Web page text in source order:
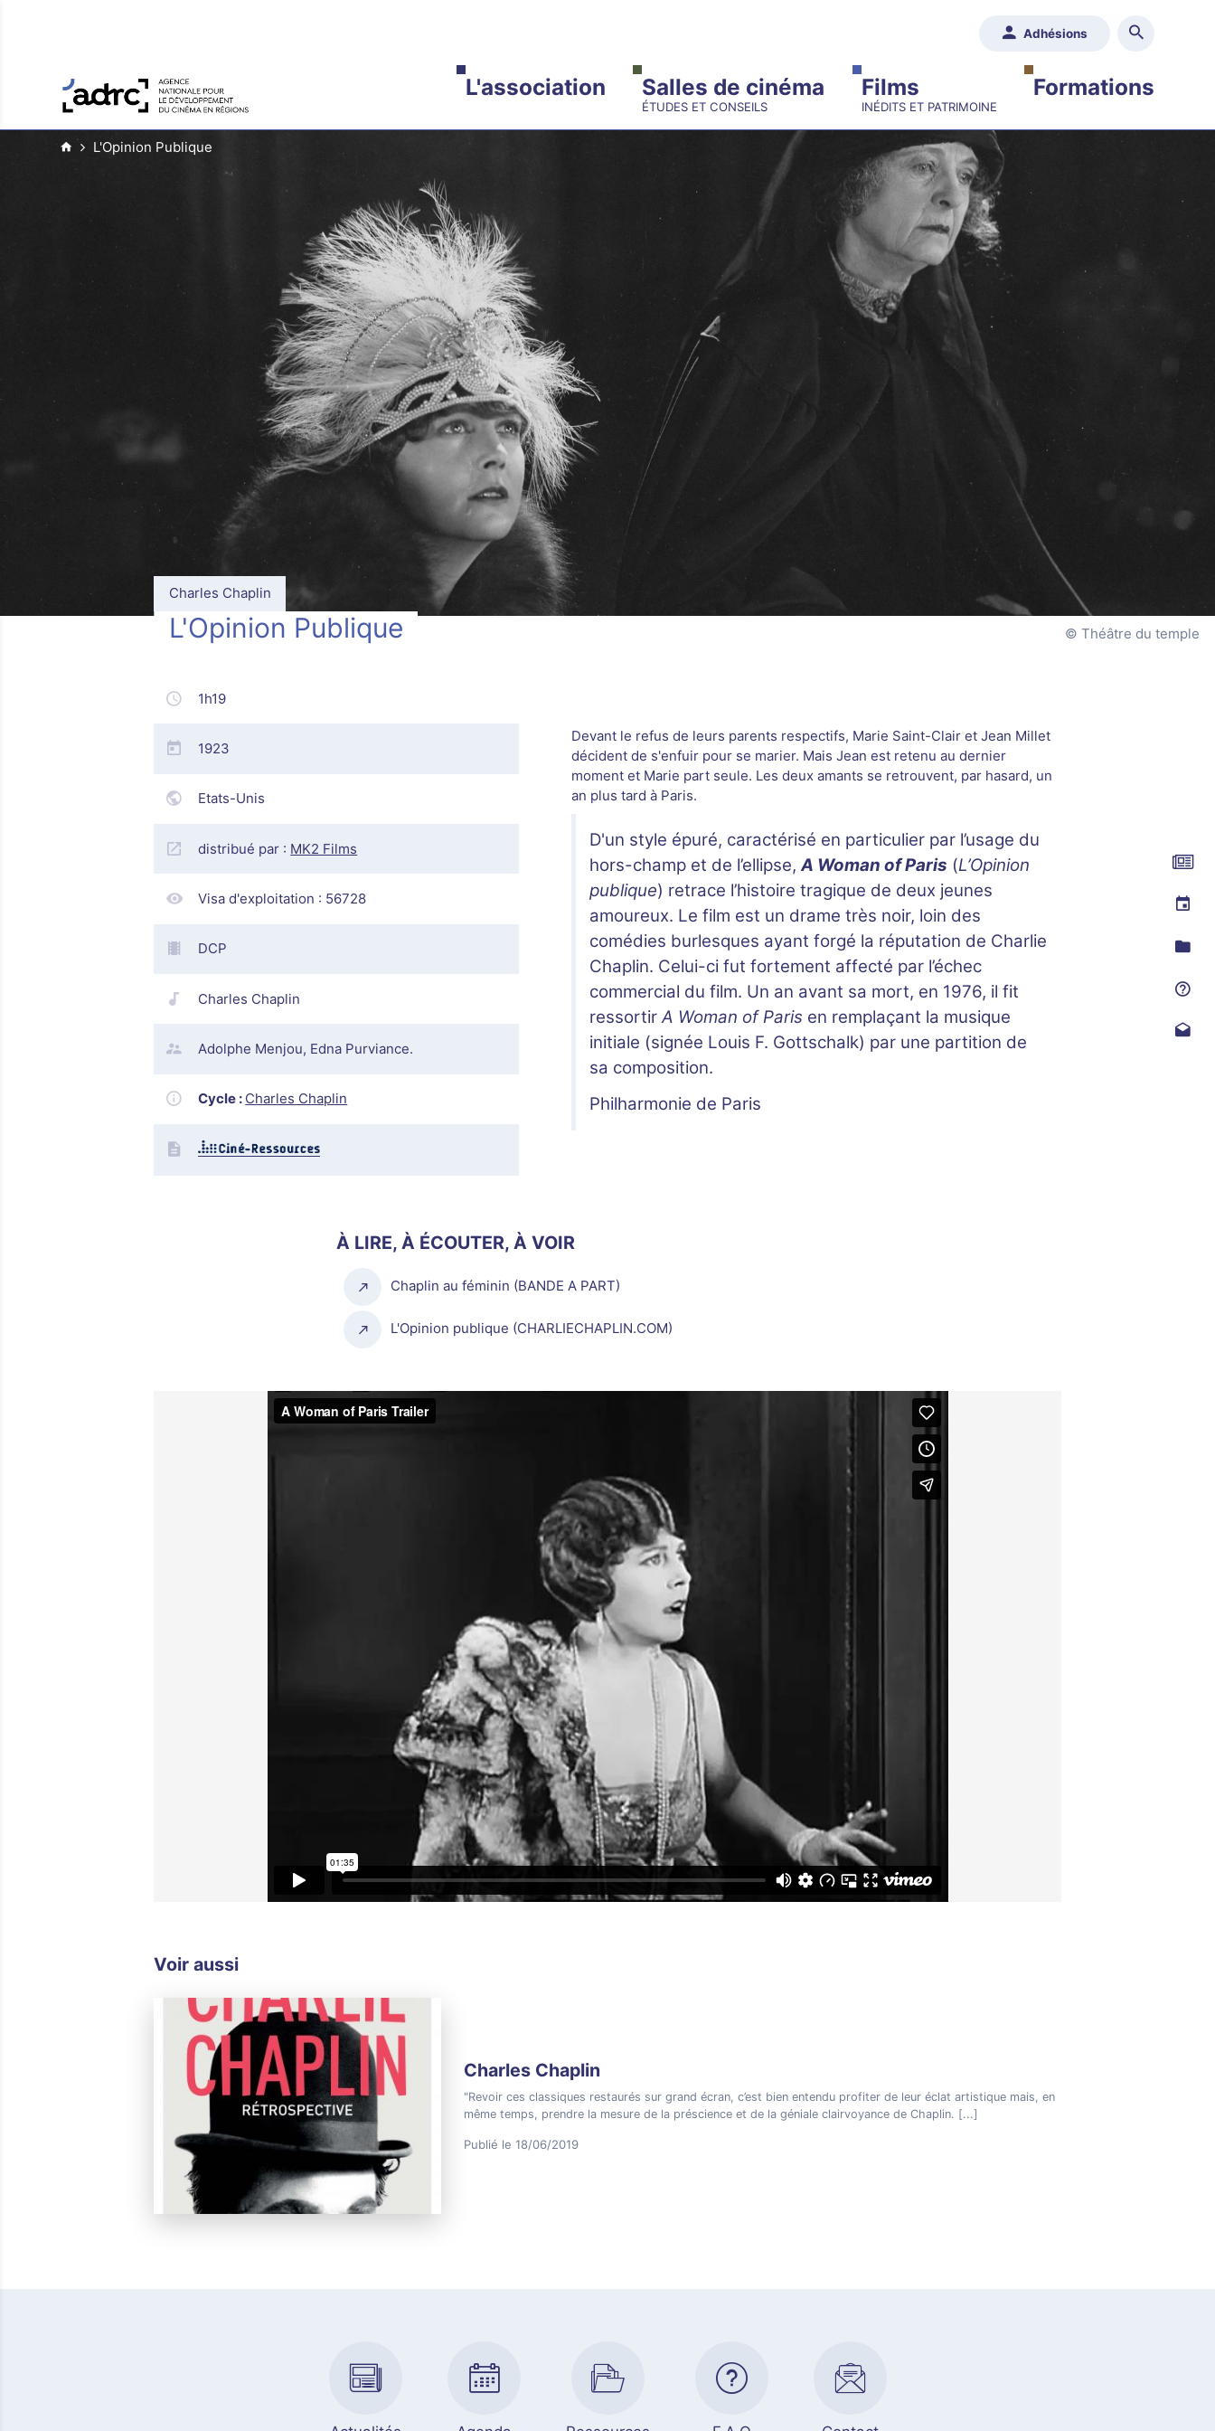
Adhésions
L'association Salles de cinéma Films Formations
L'Opinion Publique
Théâtre du temple
Charles Chaplin
L'Opinion Publique
1h19
1923
Etats-Unis
distribué par : MK2 Films
Visa d'exploitation : 56728
DCP
Charles Chaplin
Adolphe Menjou, Edna Purviance.
Cycle : Charles Chaplin
Devant le refus de leurs parents respectifs, Marie Saint-Clair et Jean Millet
décident de s'enfuir pour se marier. Mais Jean est retenu au dernier
moment et Marie part seule. Les deux amants se retrouvent, par hasard, un
an plus tard à Paris.
D'un style épuré, caractérisé en particulier par l’usage du
hors-champ et de l’ellipse,A Woman of Paris (L’Opinion
publique) retrace l’histoire tragique de deux jeunes
amoureux. Le film est un drame très noir, loin des
comédies burlesques ayant forgé la réputation de Charlie
Chaplin. Celui-ci fut fortement affecté par l’échec
commercial du film. Un an avant sa mort, en 1976, il fit
ressortirA Woman of Paris en remplaçant la musique
initiale (signée Louis F. Gottschalk) par une partition de
sa composition.
Philharmonie de Paris
À LIRE, À ÉCOUTER, À VOIR
Chaplin au féminin (BANDE A PART)
L'Opinion publique (CHARLIECHAPLIN.COM)
Voir aussi
Charles Chaplin
"Revoir ces classiques restaurés sur grand écran, c’est bien entendu profiter de leur éclat artistique mais, en
même temps, prendre la mesure de la préscience et de la géniale clairvoyance de Chaplin. [...]
Publié le 18/06/2019